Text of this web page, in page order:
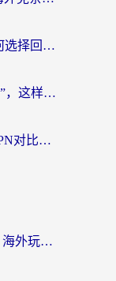
破解VPN PC限制：海外用户如何选择回国加速器实现无缝访问国内资源
海外党必看：别再纠结“vpn 破解”，这样选回国加速器才能真正无缝访问国内资源
Malus VPN好用吗？和o3cloud VPN对比哪个回国效果更好？
澳洲打逆水寒OL怎么才能不卡？海外玩家国服游戏加速终极指南（附梦幻模拟战地铁跑酷解决办法）